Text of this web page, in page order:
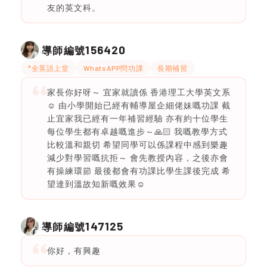
友的英文科。
導師編號156420
*全英語上堂 WhatsAPP問功課 長期補習
家長你好呀～ 宜家就讀係 香港理工大學英文系
☺️ 由小學開始已經有輔導屋企細佬妹嘅功課 截
止宜家我已經有一年補習經驗 亦有約十位學生
每位學生都有卓越嘅進步～🙏🏻 我嘅教學方式
比較溫和親切 希望同學可以係課程中感到樂趣
減少對學習嘅抗拒～ 會先教授內容，之後亦會
有操練環節 最後都會有功課比學生課後完成 希
望達到溫故知新嘅效果☺️
導師編號147125
你好，有興趣